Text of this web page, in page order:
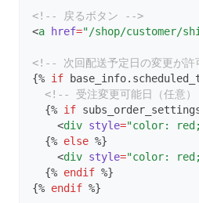
<!-- 戻るボタン -->
<a href="/shop/customer/
<!-- 次回配送予定日の変更が許
{% if
<!-- 受注変更可能日（任意
  {%
if
    <
div style="color:
  {%
else %}
    <
div style="color:
  {%
endif %}
{% endif %}